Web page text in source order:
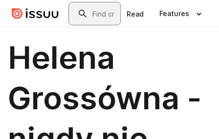
Skip to main contentSearch
Read Features
Helena
Grossówna -